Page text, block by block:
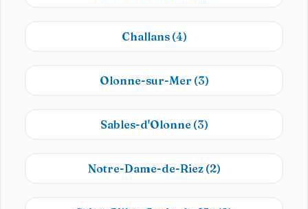
Challans (4)
Olonne-sur-Mer (3)
Sables-d'Olonne (3)
Notre-Dame-de-Riez (2)